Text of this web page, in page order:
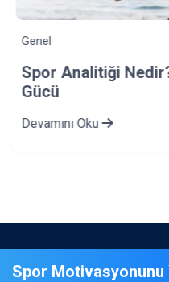
Genel
Bağımlılık Türleri
Bağımlılık İlişkisi
Devamını Oku
Spor Motivasyonunu